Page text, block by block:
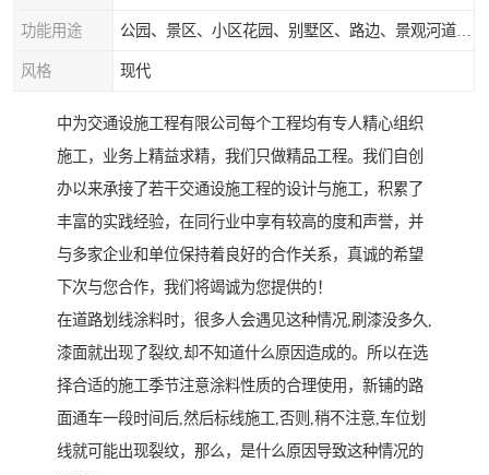
功能用途
风格 现代
中为交通设施工程有限公司每个工程均有专人精心组织
施工，业务上精益求精，我们只做精品工程。我们自创
办以来承接了若干交通设施工程的设计与施工，积累了
丰富的实践经验，在同行业中享有较高的度和声誉，并
与多家企业和单位保持着良好的合作关系，真诚的希望
下次与您合作，我们将竭诚为您提供的！
在道路划线涂料时，很多人会遇见这种情况,刷漆没多久,
漆面就出现了裂纹,却不知道什么原因造成的。所以在选
择合适的施工季节注意涂料性质的合理使用，新铺的路
面通车一段时间后,然后标线施工,否则,稍不注意,车位划
线就可能出现裂纹，那么，是什么原因导致这种情况的